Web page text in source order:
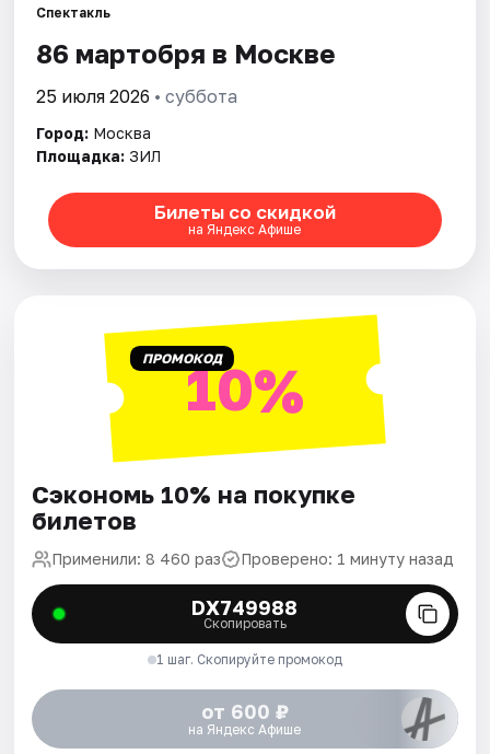
Города
Площадки
Артисты
Рейтинги
Спектакль
86 мартобря в Москве
25 июля 2026 • суббота
Город: Москва
Площадка: ЗИЛ
Билеты со скидкой
на Яндекс Афише
ПРОМОКОД10%
Сэкономь 10% на покупке
билетов
Применили: 8 460 раз Проверено: 1 минуту назад
DX749988
Скопировать
1 шаг. Скопируйте промокод
от 600 ₽
на Яндекс Афише